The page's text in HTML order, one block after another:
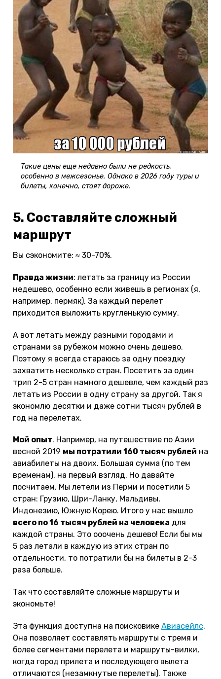
Такие цены еще недавно были не редкость,
особенно в межсезонье. Однако в 2026 году туры и
билеты, конечно, стоят дороже.
5. Составляйте сложный
маршрут
Вы сэкономите: ≈ 30-70%.
Правда жизни: летать за границу из России
недешево, особенно если живешь в регионах (я,
например, пермяк). За каждый перелет
приходится выложить кругленькую сумму.
А вот летать между разными городами и
странами за рубежом можно очень дешево.
Поэтому я всегда стараюсь за одну поездку
захватить несколько стран. Посетить за один
трип 2-5 стран намного дешевле, чем каждый раз
летать из России в одну страну за другой. Так я
экономлю десятки и даже сотни тысяч рублей в
год на перелетах.
Мой опыт. Например, на путешествие по Азии
весной 2019 мы потратили 160 тысяч рублей на
авиабилеты на двоих. Большая сумма (по тем
временам), на первый взгляд. Но давайте
посчитаем. Мы летели из Перми и посетили 5
стран: Грузию, Шри-Ланку, Мальдивы,
Индонезию, Южную Корею. Итого у нас вышло
всего по 16 тысяч рублей на человека для
каждой страны. Это ооочень дешево! Если бы мы
5 раз летали в каждую из этих стран по
отдельности, то потратили бы на билеты в 2-3
раза больше.
Так что составляйте сложные маршруты и
экономьте!
Эта функция доступна на поисковике Авиасейлс.
Она позволяет составлять маршруты с тремя и
более сегментами перелета и маршруты-вилки,
когда город прилета и последующего вылета
отличаются (незамкнутые перелеты). Также